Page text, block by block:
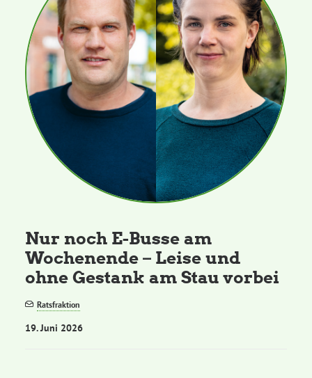
Nur noch E-Busse am
Wochenende – Leise und
ohne Gestank am Stau vorbei
Ratsfraktion
19. Juni 2026